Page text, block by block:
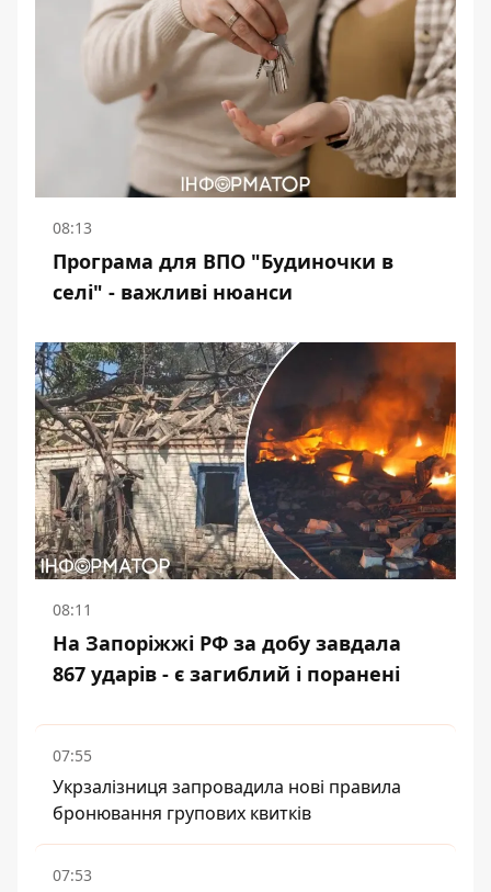
08:13
Програма для ВПО "Будиночки в
селі" - важливі нюанси
08:11
На Запоріжжі РФ за добу завдала
867 ударів - є загиблий і поранені
07:55
Укрзалізниця запровадила нові правила
бронювання групових квитків
07:53